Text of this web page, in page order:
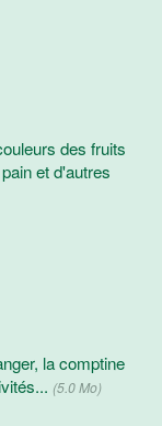
des fruits
et d'autres
la comptine
(5.0 Mo)